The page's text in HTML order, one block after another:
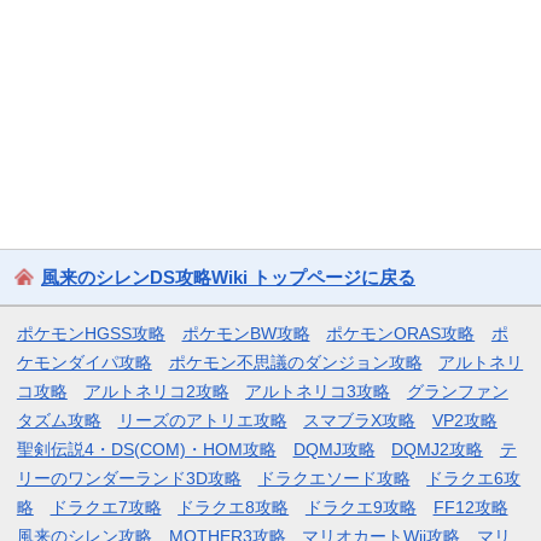
風来のシレンDS攻略Wiki トップページに戻る
ポケモンHGSS攻略 ポケモンBW攻略 ポケモンORAS攻略
ポ
ケモンダイパ攻略
ポケモン不思議のダンジョン攻略
アルトネリ
コ攻略
アルトネリコ2攻略 アルトネリコ3攻略
グランファン
タズム攻略
リーズのアトリエ攻略 スマブラX攻略
VP2攻略
聖剣伝説4・DS(COM)・HOM攻略
DQMJ攻略 DQMJ2攻略
テ
リーのワンダーランド3D攻略
ドラクエソード攻略
ドラクエ6攻
略
ドラクエ7攻略 ドラクエ8攻略 ドラクエ9攻略
FF12攻略
風来のシレン攻略
MOTHER3攻略 マリオカートWii攻略 マリ